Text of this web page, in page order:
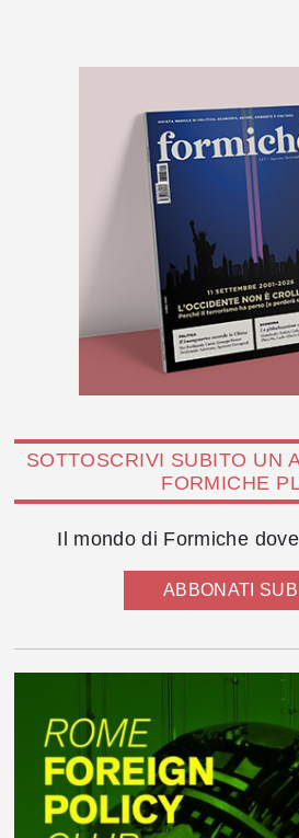
SOTTOSCRIVI SUBITO UN
FORMICHE
Il mondo di Formiche
ABBONATI